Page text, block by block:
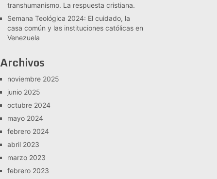
transhumanismo. La respuesta cristiana.
Semana Teológica 2024: El cuidado, la
casa común y las instituciones católicas en
Venezuela
Archivos
noviembre 2025
junio 2025
octubre 2024
mayo 2024
febrero 2024
abril 2023
marzo 2023
febrero 2023